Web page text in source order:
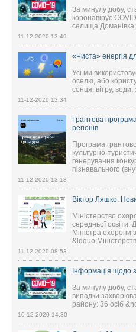
За минулу добу,
коронавірус
селища Доманівка;
11-12-2020 13:49
«Чиста» енергія
Усі ми
оселю, або
сонця, вітру, води,
11-12-2020 13:34
Грантова
регіонів
Програма
культурно-
генерування
пізнавального
11-12-2020 13:18
Віктор Ляшко:
Міністерство
середньої освіти.
Міністра охорони
11-12-2020 08:53
Інформація щодо
За минулу добу,
випадки
району: 36 осіб
10-12-2020 14:30